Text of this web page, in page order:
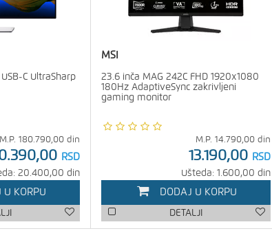
C UltraSharp
M.P. 180.790,00 din
RSD
20.400,00 din
U KORPU
MSI
23.6 inča MAG 242C FHD 1920x1080
180Hz AdaptiveSync zakrivljeni
gaming monitor
M.P. 14.790,00 din
13.190,00 RSD
Ušteda: 1.600,00 din
DODAJ U KORPU
DETALJI